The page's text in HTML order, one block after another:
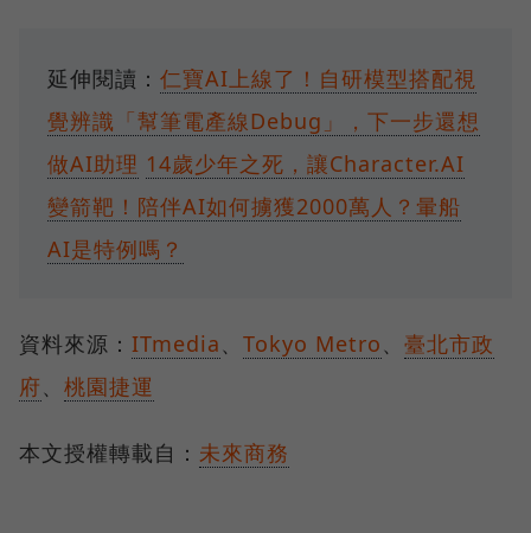
延伸閱讀： 仁寶AI上線了！自研模型搭配視
覺辨識「幫筆電產線Debug」，下一步還想
做AI助理 14歲少年之死，讓Character.AI
變箭靶！陪伴AI如何擄獲2000萬人？暈船
AI是特例嗎？
資料來源： ITmedia、 Tokyo Metro、 臺北市政
府、 桃園捷運
本文授權轉載自： 未來商務